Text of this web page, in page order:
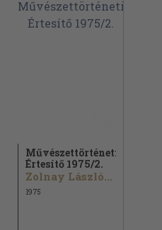
Művészettörténeti
Értesítő 1975/2.
Zolnay László...
1975